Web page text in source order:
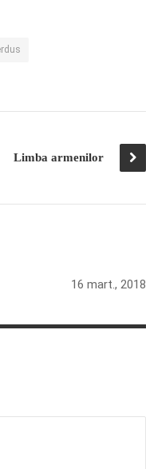
Limba armenilor
16 mart., 2018